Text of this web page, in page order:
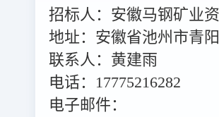
招标人：安徽马钢矿业
地址：安徽省池州市青
联系人：黄建雨
电话：17775216282
电子邮件：